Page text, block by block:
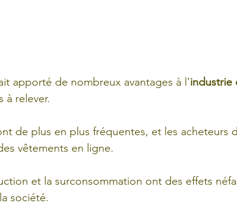
apporté de nombreux avantages à l'industrie
à relever.
de plus en plus fréquentes, et les acheteurs
vêtements en ligne.
et la surconsommation ont des effets
société.